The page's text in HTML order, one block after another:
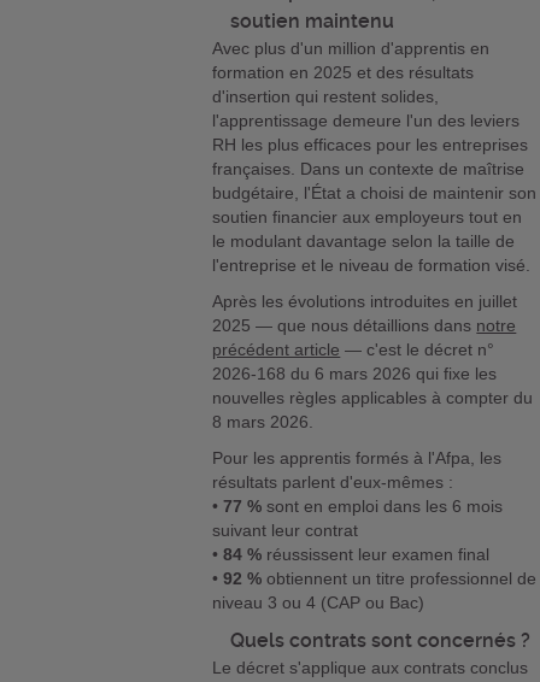
soutien maintenu
Avec plus d'un million d'apprentis en
formation en 2025 et des résultats
d'insertion qui restent solides,
l'apprentissage demeure l'un des leviers
RH les plus efficaces pour les entreprises
françaises. Dans un contexte de maîtrise
budgétaire, l'État a choisi de maintenir son
soutien financier aux employeurs tout en
le modulant davantage selon la taille de
l'entreprise et le niveau de formation visé.
Après les évolutions introduites en juillet
2025 — que nous détaillions dans notre
précédent article — c'est le décret n°
2026-168 du 6 mars 2026 qui fixe les
nouvelles règles applicables à compter du
8 mars 2026.
Pour les apprentis formés à l'Afpa, les
résultats parlent d'eux-mêmes :
• 77 % sont en emploi dans les 6 mois
suivant leur contrat
• 84 % réussissent leur examen final
•92 % obtiennent un titre professionnel de
niveau 3 ou 4 (CAP ou Bac)
Quels contrats sont concernés ?
Le décret s'applique aux contrats conclus